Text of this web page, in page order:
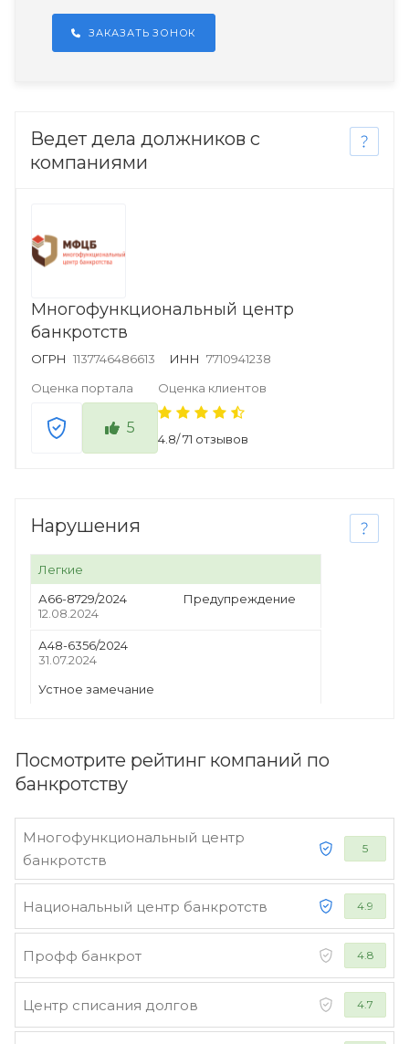
ЗАКАЗАТЬ ЗОНОК
Ведет дела должников с
компаниями
Многофункциональный центр
банкротств
ОГРН 1137746486613 ИНН 7710941238
Оценка портала
5
Оценка клиентов
4.8/71 отзывов
Нарушения
Легкие
А66-8729/2024
12.08.2024
Предупреждение
А48-6356/2024
31.07.2024
Устное замечание
Посмотрите рейтинг компаний по
банкротству
Многофункциональный центр
банкротств
5
Национальный центр банкротств 4.9
Профф банкрот 4.8
Центр списания долгов 4.7